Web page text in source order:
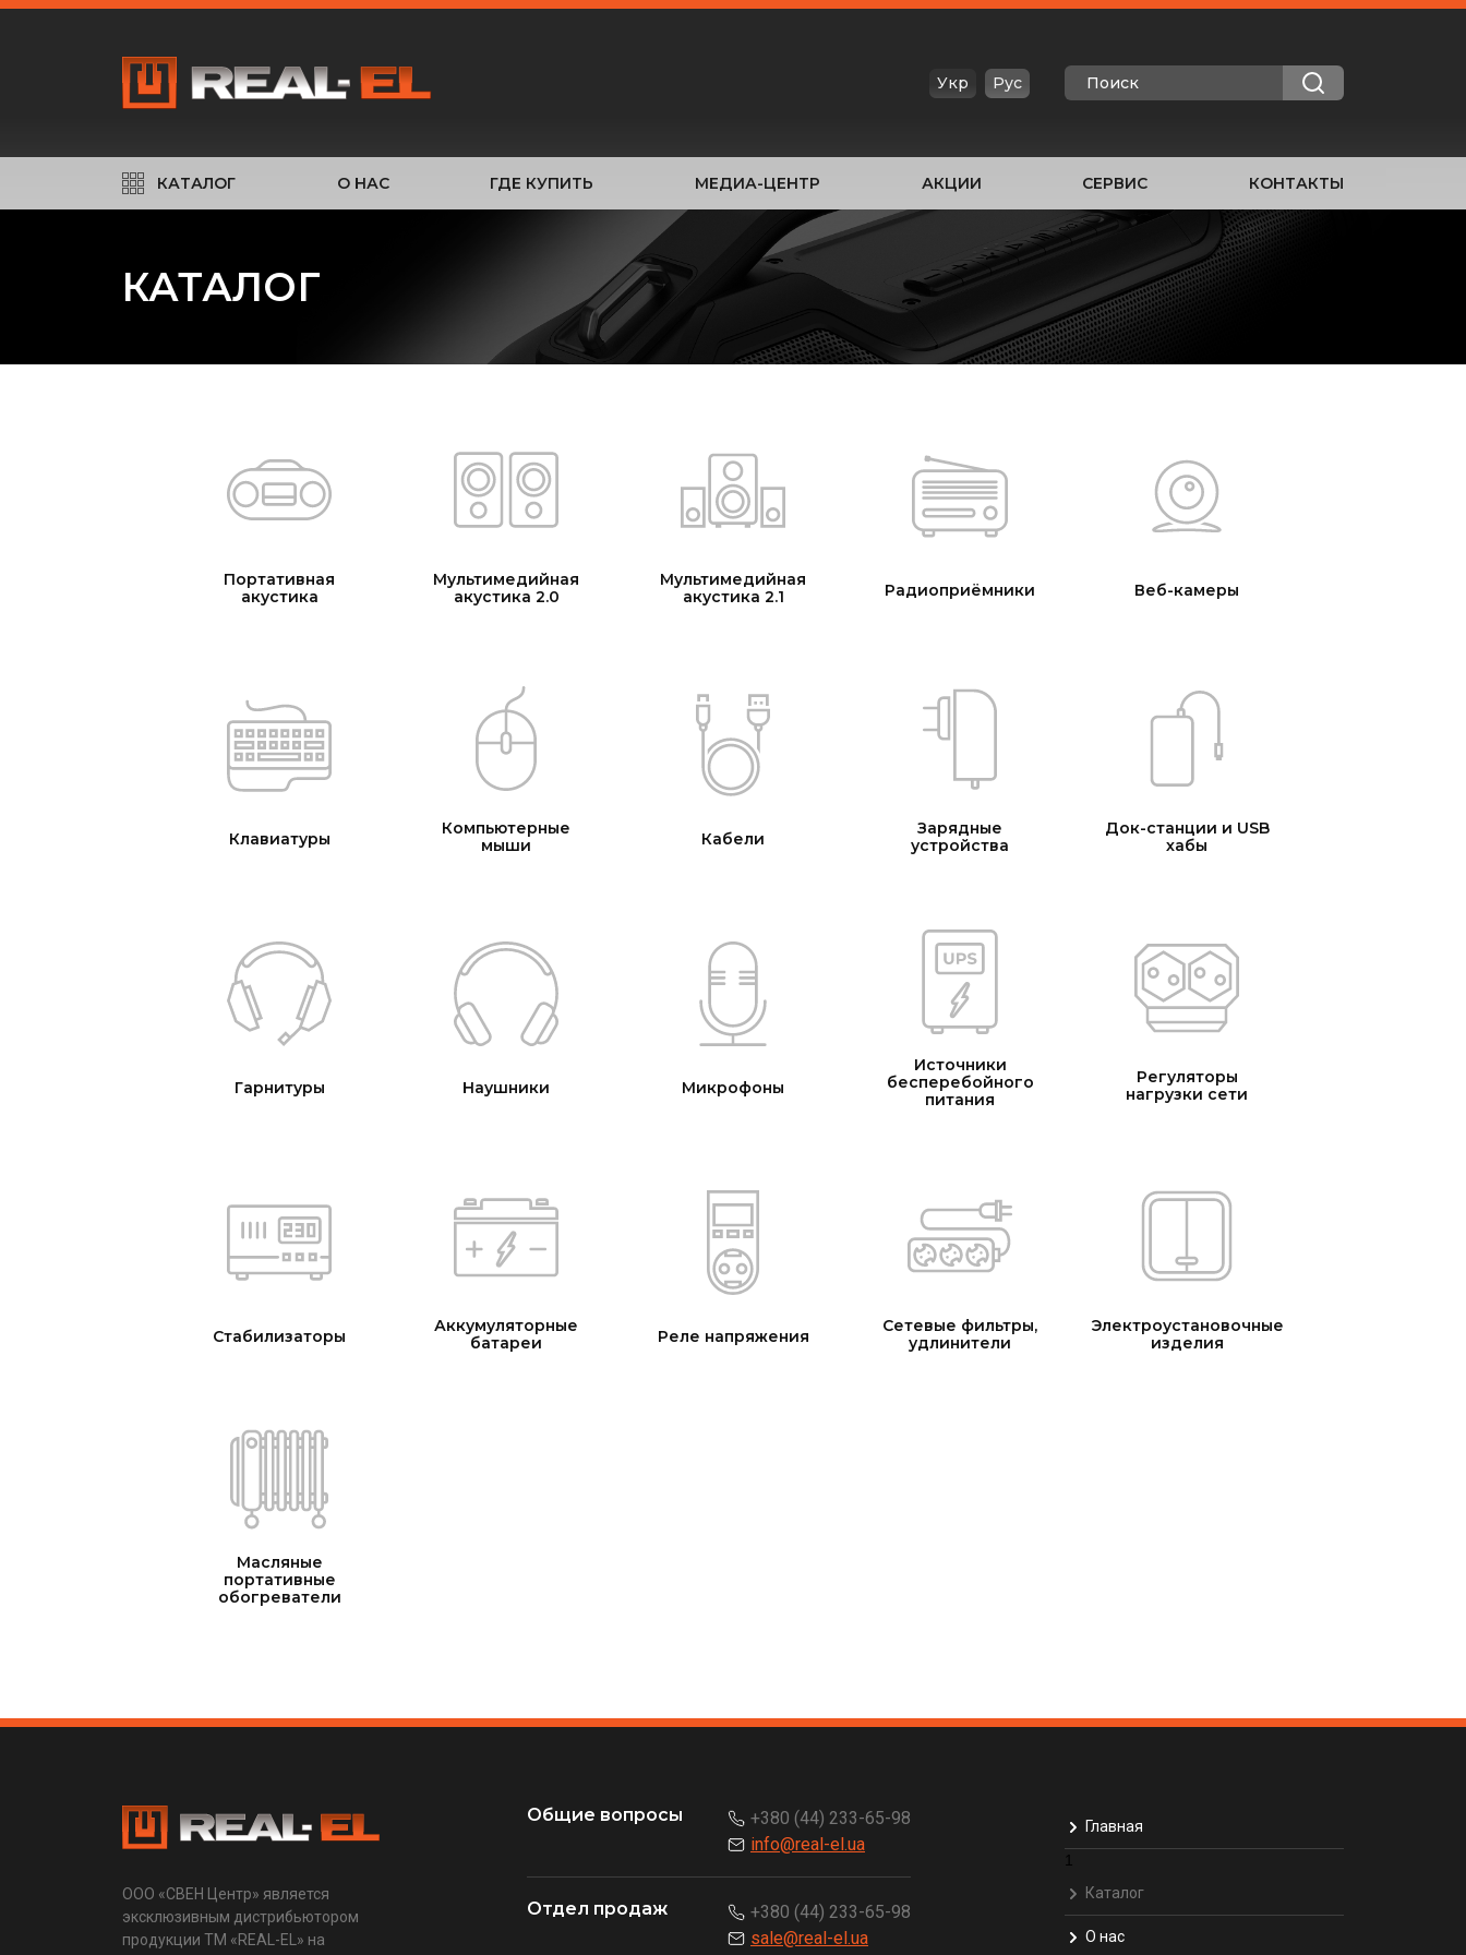
Укр Рус
КАТАЛОГ О НАС ГДЕ КУПИТЬ МЕДИА-ЦЕНТР АКЦИИ СЕРВИС КОНТАКТЫ
КАТАЛОГ
Портативная
акустика
Мультимедийная
акустика 2.0
Мультимедийная
акустика 2.1
Радиоприёмники Веб-камеры
Клавиатуры
Компьютерные
мыши
Кабели
Зарядные
устройства
Док-станции и USB
хабы
Гарнитуры Наушники Микрофоны
Источники
бесперебойного
питания
Регуляторы
нагрузки сети
Стабилизаторы
Аккумуляторные
батареи
Реле напряжения
Сетевые фильтры,
удлинители
Электроустановочные
изделия
Масляные
портативные
обогреватели
ООО «СВЕН Центр» является
эксклюзивным дистрибьютором
продукции ТМ «REAL-EL» на
Общие вопросы
+380 (44) 233-65-98
info@real-el.ua
Отдел продаж
+380 (44) 233-65-98
sale@real-el.ua
Главная
1
Каталог
О нас